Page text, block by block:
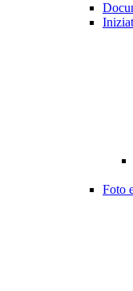
Foto